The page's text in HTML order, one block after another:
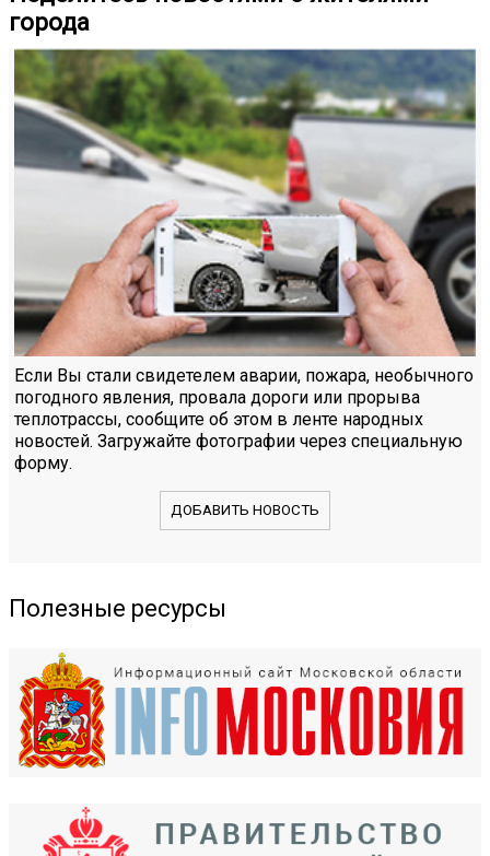
города
Если Вы стали свидетелем аварии, пожара, необычного
погодного явления, провала дороги или прорыва
теплотрассы, сообщите об этом в ленте народных
новостей. Загружайте фотографии через специальную
форму.
ДОБАВИТЬ НОВОСТЬ
Полезные ресурсы